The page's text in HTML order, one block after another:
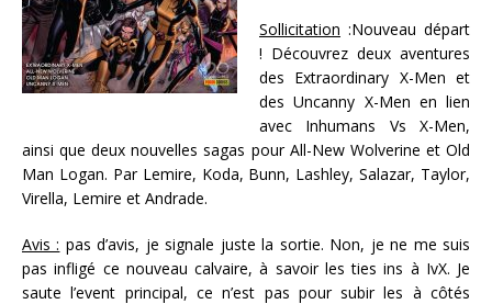
Sollicitation :Nouveau départ
! Découvrez deux aventures
des Extraordinary X-Men et
des Uncanny X-Men en lien
avec Inhumans Vs X-Men,
ainsi que deux nouvelles sagas pour All-New Wolverine et Old
Man Logan. Par Lemire, Koda, Bunn, Lashley, Salazar, Taylor,
Virella, Lemire et Andrade.
Avis : pas d’avis, je signale juste la sortie. Non, je ne me suis
pas infligé ce nouveau calvaire, à savoir les ties ins à IvX. Je
saute l’event principal, ce n’est pas pour subir les à côtés